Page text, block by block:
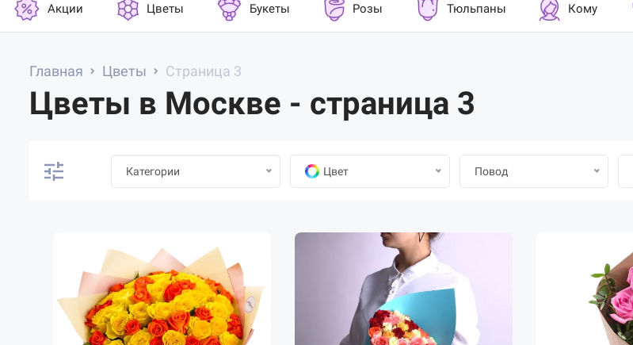
Акции Цветы Букеты Розы Тюльпаны Кому
Главная Цветы Страница 3
Цветы в Москве - страница 3
Категории
12
35
273
190
82
Цвет Повод